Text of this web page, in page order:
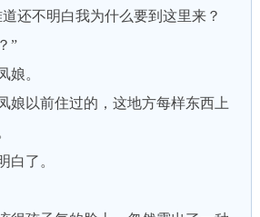
不明白我为什么要到这里来？
”
。
以前住过的，这地方每样东西上
了。